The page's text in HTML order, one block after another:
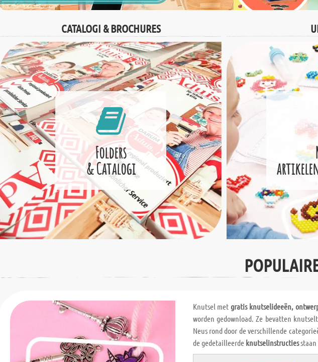
CATALOGI & BROCHURES
Folders
& Catalogi
Knutsel metgratis knutselideeën,
worden gedownload. Ze bevatten
Neus rond door de verschillende
de gedetailleerde knutselinstructiesstaan